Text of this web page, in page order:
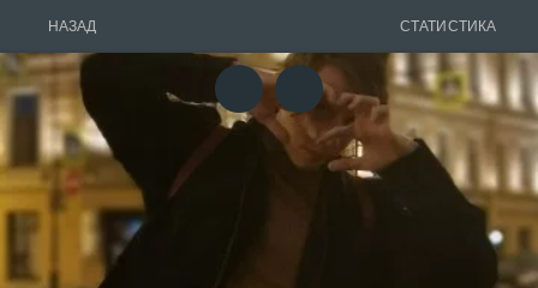
НАЗАД СТАТИСТИКА